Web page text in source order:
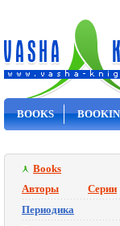
BOOKS
Books
Авторы
Серии
Периодика